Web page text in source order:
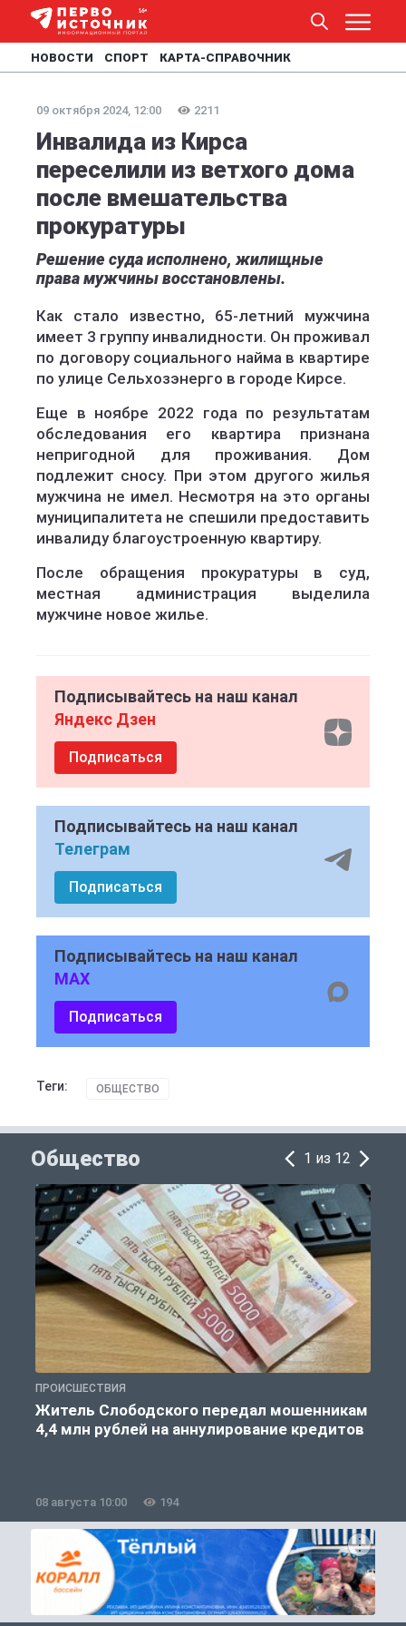
НОВОСТИ СПОРТ КАРТА-СПРАВОЧНИК
09 октября 2024, 12:00 2211
Инвалида из Кирса
переселили из ветхого дома
после вмешательства
прокуратуры
Решение суда исполнено, жилищные
права мужчины восстановлены.
Как стало известно, 65-летний мужчина
имеет 3 группу инвалидности. Он проживал
по договору социального найма в квартире
по улице Сельхозэнерго в городе Кирсе.
Еще в ноябре 2022 года по результатам
обследования его квартира признана
непригодной для проживания. Дом
подлежит сносу. При этом другого жилья
мужчина не имел. Несмотря на это органы
муниципалитета не спешили предоставить
инвалиду благоустроенную квартиру.
После обращения прокуратуры в суд,
местная администрация выделила
мужчине новое жилье.
Подписывайтесь на наш канал
Яндекс Дзен
Подписаться
Подписывайтесь на наш канал
Телеграм
Подписаться
Подписывайтесь на наш канал
MAX
Подписаться
Теги: ОБЩЕСТВО
Общество 1 из 12
ПРОИСШЕСТВИЯ
Житель Слободского передал мошенникам
4,4 млн рублей на аннулирование кредитов
08 августа 10:00 194